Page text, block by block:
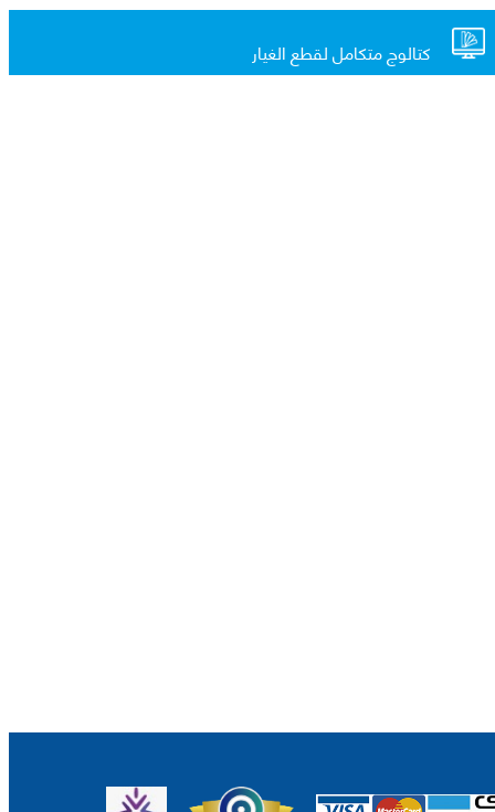
كتالوج متكامل لقطع الغيار